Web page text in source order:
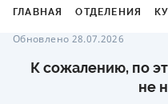
ГЛАВНАЯ ОТДЕЛЕНИЯ
Обновлено 28.07.2026
К сожалению, по
не